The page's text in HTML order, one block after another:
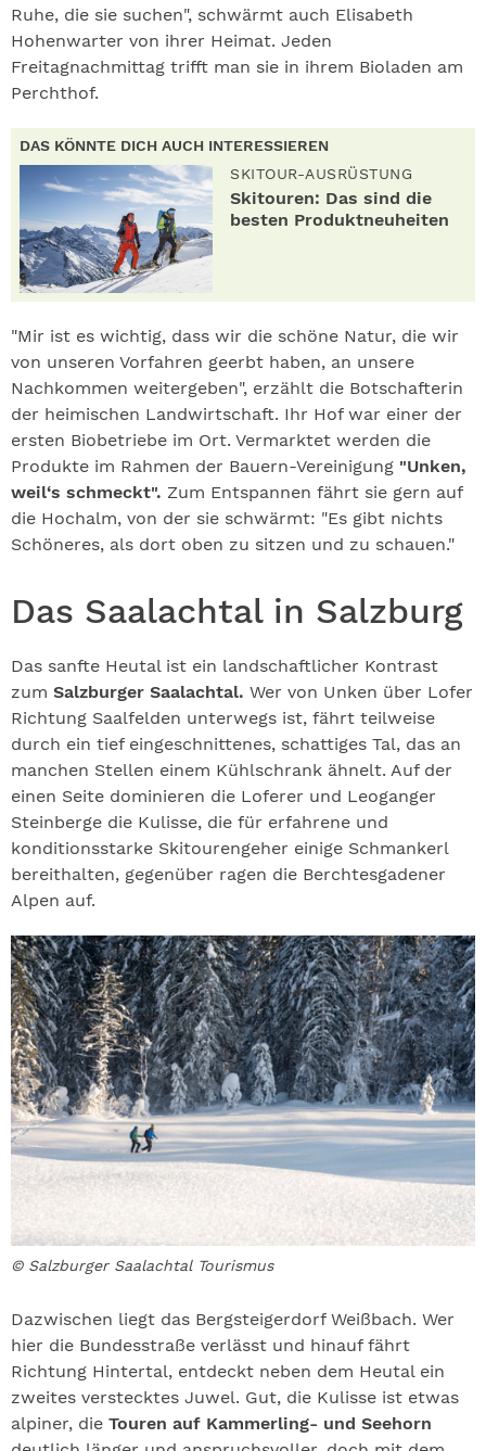
Ruhe, die sie suchen", schwärmt auch Elisabeth
Hohenwarter von ihrer Heimat. Jeden
Freitagnachmittag trifft man sie in ihrem Bioladen am
Perchthof.
DAS KÖNNTE DICH AUCH INTERESSIEREN
SKITOUR-AUSRÜSTUNG
Skitouren: Das sind die
besten Produktneuheiten
"Mir ist es wichtig, dass wir die schöne Natur, die wir
von unseren Vorfahren geerbt haben, an unsere
Nachkommen weitergeben", erzählt die Botschafterin
der heimischen Landwirtschaft. Ihr Hof war einer der
ersten Biobetriebe im Ort. Vermarktet werden die
Produkte im Rahmen der Bauern-Vereinigung "Unken,
weil‘s schmeckt". Zum Entspannen fährt sie gern auf
die Hochalm, von der sie schwärmt: "Es gibt nichts
Schöneres, als dort oben zu sitzen und zu schauen."
Das Saalachtal in Salzburg
Das sanfte Heutal ist ein landschaftlicher Kontrast
zum Salzburger Saalachtal. Wer von Unken über Lofer
Richtung Saalfelden unterwegs ist, fährt teilweise
durch ein tief eingeschnittenes, schattiges Tal, das an
manchen Stellen einem Kühlschrank ähnelt. Auf der
einen Seite dominieren die Loferer und Leoganger
Steinberge die Kulisse, die für erfahrene und
konditionsstarke Skitourengeher einige Schmankerl
bereithalten, gegenüber ragen die Berchtesgadener
Alpen auf.
© Salzburger Saalachtal Tourismus
Dazwischen liegt das Bergsteigerdorf Weißbach. Wer
hier die Bundesstraße verlässt und hinauf fährt
Richtung Hintertal, entdeckt neben dem Heutal ein
zweites verstecktes Juwel. Gut, die Kulisse ist etwas
alpiner, die Touren auf Kammerling- und Seehorn